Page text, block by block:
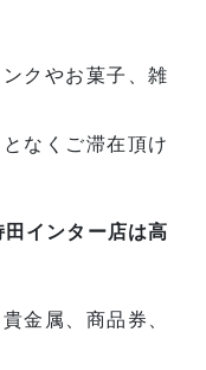
クやお菓子、雑
なくご滞在頂け
インター店は高
金属、商品券、